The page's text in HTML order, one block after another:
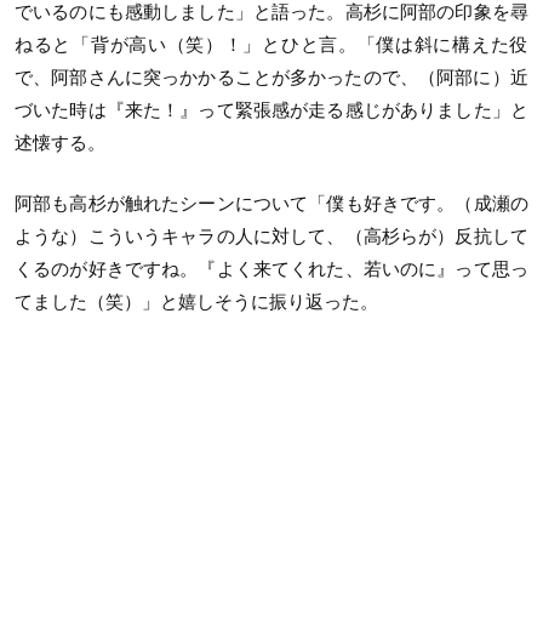
でいるのにも感動しました」と語った。 高杉に阿部の印象を尋
ねると「背が高い（笑）！」
とひと言。「僕は斜に構えた役
で、 阿部さんに突っかかることが多かったので、（阿部に） 近
づいた時は『来た！』って緊張感が走る感じがありました」
と
述懐する。
阿部も高杉が触れたシーンについて「僕も好きです。（ 成瀬の
ような）こういうキャラの人に対して、（高杉らが） 反抗して
くるのが好きですね。『よく来てくれた、若いのに』 って思っ
てました（笑）」と嬉しそうに振り返った。